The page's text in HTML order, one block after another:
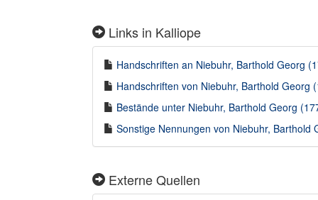
Links in Kalliope
Handschriften an Niebuhr, Barthold Georg
Handschriften von Niebuhr, Barthold Georg
Bestände unter Niebuhr, Barthold Georg
Sonstige Nennungen von Niebuhr, Barthold
Externe Quellen